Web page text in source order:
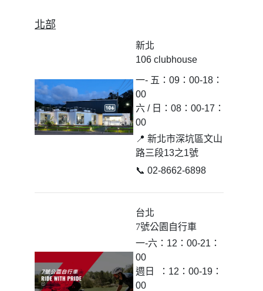
北部
新北
106 clubhouse
一- 五：09：00-18：
00
六 / 日：08：00-17：
00
📍 新北市深坑區文山
路三段13之1號
📞 02-8662-6898
台北
7號公園自行車
一-六：12：00-21：
00
週日 ：12：00-19：
00